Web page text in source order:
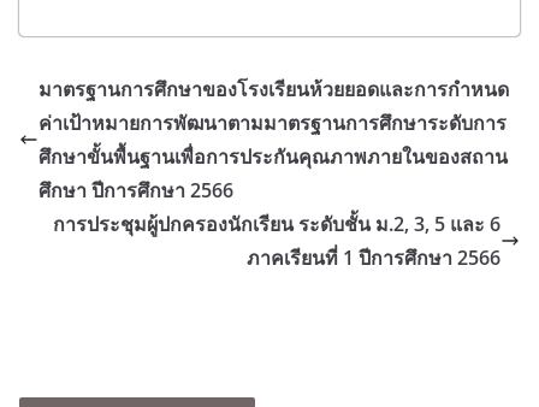
มาตรฐานการศึกษาของโรงเรียนห้วยยอดและการกำหนด
ค่าเป้าหมายการพัฒนาตามมาตรฐานการศึกษาระดับการ
ศึกษาขั้นพื้นฐานเพื่อการประกันคุณภาพภายในของสถาน
ศึกษา ปีการศึกษา 2566
การประชุมผู้ปกครองนักเรียน ระดับชั้น ม.2, 3, 5 และ 6
ภาคเรียนที่ 1 ปีการศึกษา 2566